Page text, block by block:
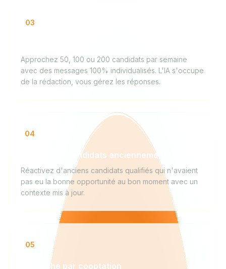
03
Approchez 50, 100 ou 200 candidats par semaine
avec des messages 100% individualisés. L'IA s'occupe
de la rédaction, vous gérez les réponses.
04
Relance de candidats anciennement refusés
Réactivez d'anciens candidats qualifiés qui n'avaient
pas eu la bonne opportunité au bon moment avec un
contexte mis à jour.
05
Approche par cooptation